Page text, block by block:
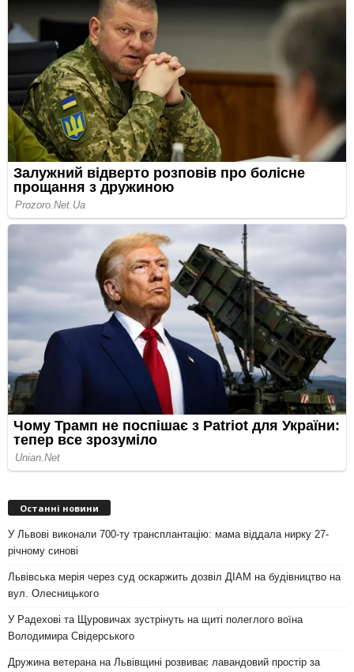
Останні новини
У Львові виконали 700-ту трансплантацію: мама віддала нирку 27-
річному синові
Львівська мерія через суд оскаржить дозвіл ДІАМ на будівництво на
вул. Олесницького
У Радехові та Щуровичах зустрінуть на щиті полеглого воїна
Володимира Свідерського
Дружина ветерана на Львівщині розвиває лавандовий простір за